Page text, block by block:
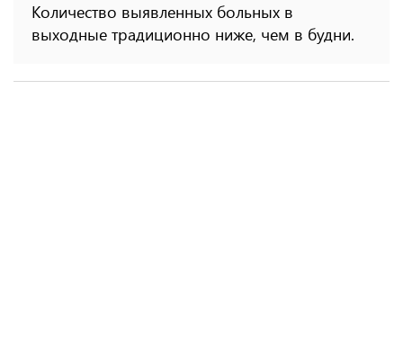
Количество выявленных больных в
выходные традиционно ниже, чем в будни.